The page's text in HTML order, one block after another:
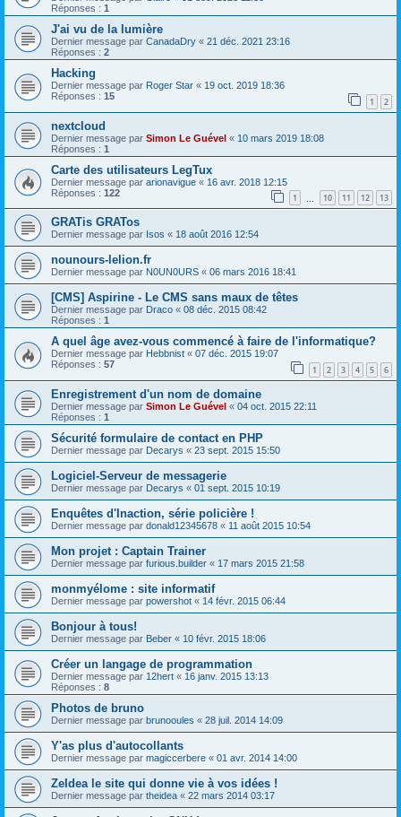
Réponses : 1
J'ai vu de la lumière
Dernier message par CanadaDry « 21 déc. 2021 23:16
Réponses : 2
Hacking
Dernier message par Roger Star « 19 oct. 2019 18:36
Réponses : 15 1 2
nextcloud
Dernier message par Simon Le Guével « 10 mars 2019 18:08
Réponses : 1
Carte des utilisateurs LegTux
Dernier message par arionavigue « 16 avr. 2018 12:15
Réponses : 122 1 10 11 12 13
GRATis GRATos
Dernier message par Isos « 18 août 2016 12:54
nounours-lelion.fr
Dernier message par N0UN0URS « 06 mars 2016 18:41
[CMS] Aspirine - Le CMS sans maux de têtes
Dernier message par Draco « 08 déc. 2015 08:42
Réponses : 1
A quel âge avez-vous commencé à faire de l'informatique?
Dernier message par Hebbnist « 07 déc. 2015 19:07
Réponses : 57 1 2 3 4 5 6
Enregistrement d'un nom de domaine
Dernier message par Simon Le Guével « 04 oct. 2015 22:11
Réponses : 1
Sécurité formulaire de contact en PHP
Dernier message par Decarys « 23 sept. 2015 15:50
Logiciel-Serveur de messagerie
Dernier message par Decarys « 01 sept. 2015 10:19
Enquêtes d'Inaction, série policière !
Dernier message par donald12345678 « 11 août 2015 10:54
Mon projet : Captain Trainer
Dernier message par furious.builder « 17 mars 2015 21:58
monmyélome : site informatif
Dernier message par powershot « 14 févr. 2015 06:44
Bonjour à tous!
Dernier message par Beber « 10 févr. 2015 18:06
Créer un langage de programmation
Dernier message par 12hert « 16 janv. 2015 13:13
Réponses : 8
Photos de bruno
Dernier message par brunooules « 28 juil. 2014 14:09
Y'as plus d'autocollants
Dernier message par magiccerbere « 01 avr. 2014 14:00
ZeIdea le site qui donne vie à vos idées !
Dernier message par theidea « 22 mars 2014 03:17